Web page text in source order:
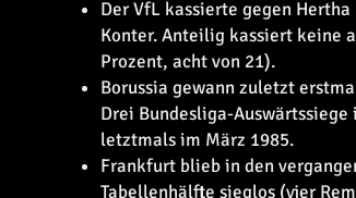
Der VfL kassierte gegen
Konter. Anteilig kassiert keine
Prozent, acht von 21).
Borussia gewann zuletzt
Drei Bundesliga-
letztmals im März 1985.
Frankfurt blieb in den
Tabellenhälfte sieglos (vier